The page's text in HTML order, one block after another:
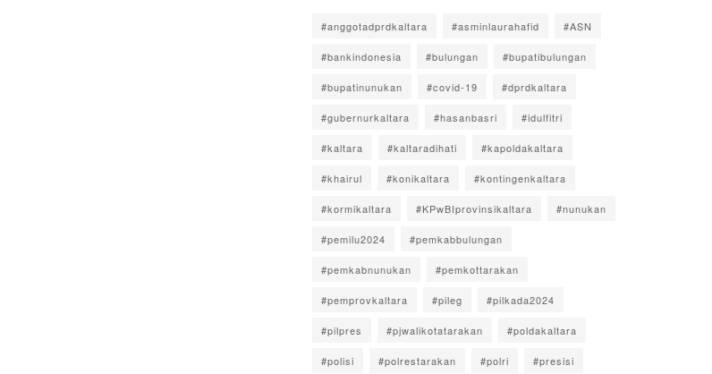
#anggotadprdkaltara #asminlaurahafid #ASN
#bankindonesia #bulungan #bupatibulungan
#bupatinunukan #covid-19 #dprdkaltara
#gubernurkaltara #hasanbasri #idulfitri
#kaltara #kaltaradihati #kapoldakaltara
#khairul #konikaltara #kontingenkaltara
#kormikaltara #KPwBIprovinsikaltara #nunukan
#pemilu2024 #pemkabbulungan
#pemkabnunukan #pemkottarakan
#pemprovkaltara #pileg #pilkada2024
#pilpres #pjwalikotatarakan #poldakaltara
#polisi #polrestarakan #polri #presisi